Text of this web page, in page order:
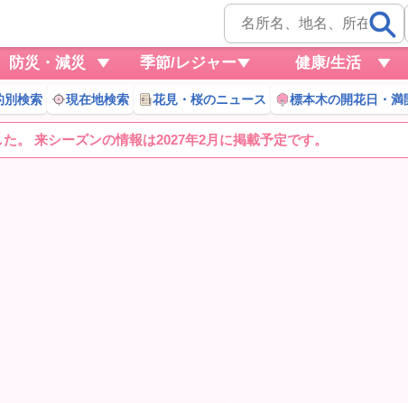
防災・減災 季節/レジャー 健康/生活
別検索 現在地検索 花見・桜のニュース 標本木の開花日・満
。 来シーズンの情報は2027年2月に掲載予定です。